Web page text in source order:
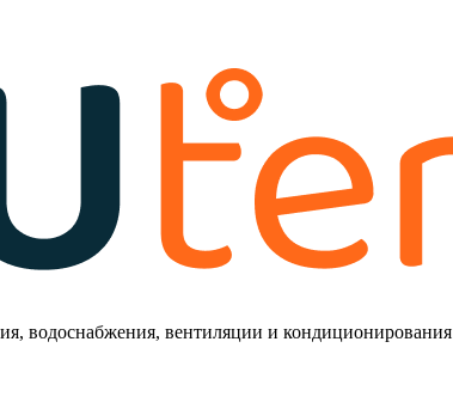
водоснабжения, вентиляции и кондиционирования